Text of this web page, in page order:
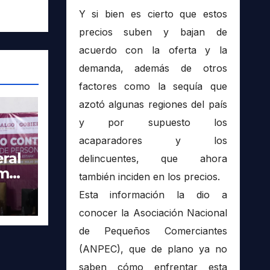
Y si bien es cierto que estos
precios suben y bajan de
acuerdo con la oferta y la
demanda, además de otros
factores como la sequía que
azotó algunas regiones del país
y por supuesto los
acaparadores y los
delincuentes, que ahora
también inciden en los precios.
Esta información la dio a
conocer la Asociación Nacional
de Pequeños Comerciantes
(ANPEC), que de plano ya no
saben cómo enfrentar esta